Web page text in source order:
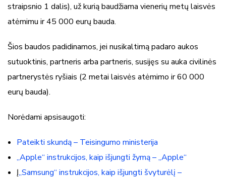
straipsnio 1 dalis), už kurią baudžiama vienerių metų laisvės
atėmimu ir 45 000 eurų bauda.
Šios baudos padidinamos, jei nusikaltimą padaro aukos
sutuoktinis, partneris arba partneris, susijęs su auka civilinės
partnerystės ryšiais (2 metai laisvės atėmimo ir 60 000
eurų bauda).
Norėdami apsisaugoti:
Pateikti skundą – Teisingumo ministerija
„Apple“ instrukcijos, kaip išjungti žymą – „Apple“
Į„Samsung“ instrukcijos, kaip išjungti švyturėlį –